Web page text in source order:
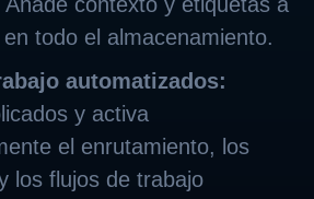
en todo el almacenamiento.
automatizados:
y activa
el enrutamiento, los
los flujos de trabajo